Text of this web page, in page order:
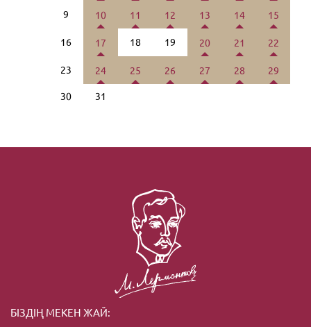
9 10 11 12 13 14 15
16 17 18 19 20 21 22
23 24 25 26 27 28 29
30 31
БІЗДІҢ МЕКЕН ЖАЙ: